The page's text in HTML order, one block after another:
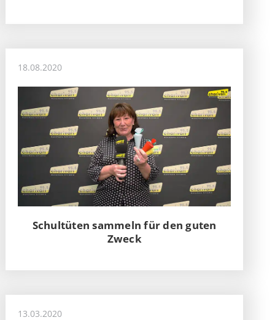
18.08.2020
Schultüten sammeln für den guten
Zweck
13.03.2020